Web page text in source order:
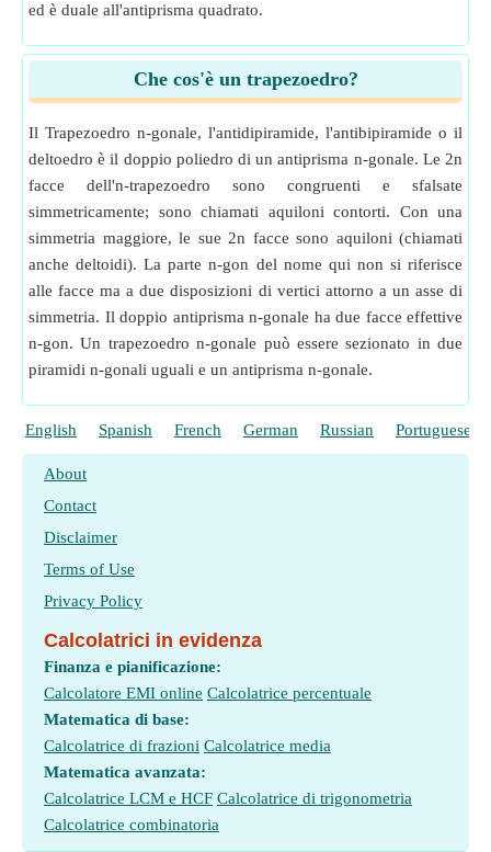
ed è duale all'antiprisma quadrato.
Che cos'è un trapezoedro?
Il Trapezoedro n-gonale, l'antidipiramide, l'antibipiramide o il
deltoedro è il doppio poliedro di un antiprisma n-gonale. Le 2n
facce dell'n-trapezoedro sono congruenti e sfalsate
simmetricamente; sono chiamati aquiloni contorti. Con una
simmetria maggiore, le sue 2n facce sono aquiloni (chiamati
anche deltoidi). La parte n-gon del nome qui non si riferisce
alle facce ma a due disposizioni di vertici attorno a un asse di
simmetria. Il doppio antiprisma n-gonale ha due facce effettive
n-gon. Un trapezoedro n-gonale può essere sezionato in due
piramidi n-gonali uguali e un antiprisma n-gonale.
English Spanish French German Russian Portuguese
About
Contact
Disclaimer
Terms of Use
Privacy Policy
Calcolatrici in evidenza
Finanza e pianificazione:
Calcolatore EMI online Calcolatrice percentuale
Matematica di base:
Calcolatrice di frazioni Calcolatrice media
Matematica avanzata:
Calcolatrice LCM e HCF Calcolatrice di trigonometria
Calcolatrice combinatoria